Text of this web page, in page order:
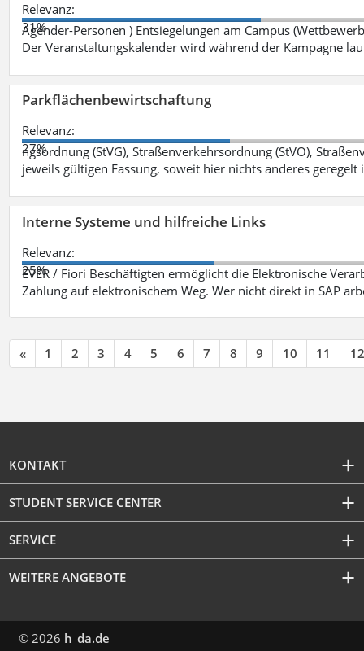
Relevanz:
31%
Agender-Personen ) Entsiegelungen am Campus
Der Veranstaltungskalender wird während der Kampagne
Parkflächenbewirtschaftung
Relevanz:
27%
ngsordnung (StVG), Straßenverkehrsordnung (StVO),
jeweils gültigen Fassung, soweit hier nichts anderes geregelt
Interne Systeme und hilfreiche Links
Relevanz:
25%
EVER / Fiori Beschäftigten ermöglicht die Elektronische
Zahlung auf elektronischem Weg. Wer nicht direkt in SAP
« 1 2 3 4 5 6 7 8 9 10 11 12
KONTAKT
STUDENT SERVICE CENTER
SERVICE
WEITERE ANGEBOTE
© 2026 h_da.de